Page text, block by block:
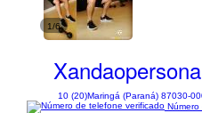
1/6
10 (20)Maringá (Paraná) 87030-